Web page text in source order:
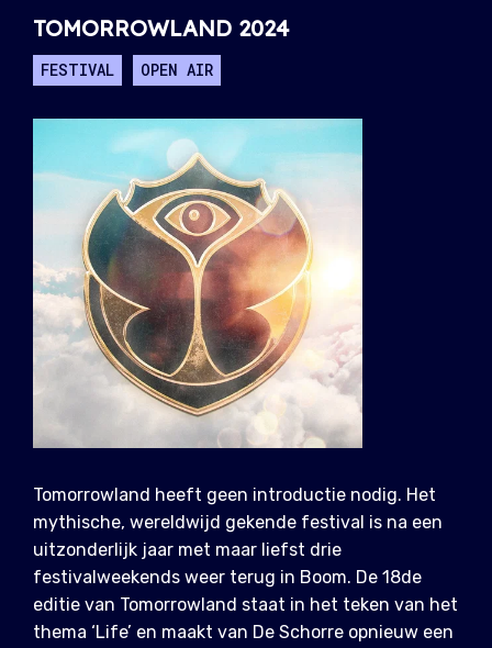
TOMORROWLAND 2024
FESTIVAL OPEN AIR
Tomorrowland heeft geen introductie nodig. Het
mythische, wereldwijd gekende festival is na een
uitzonderlijk jaar met maar liefst drie
festivalweekends weer terug in Boom. De 18de
editie van Tomorrowland staat in het teken van het
thema ‘Life’ en maakt van De Schorre opnieuw een